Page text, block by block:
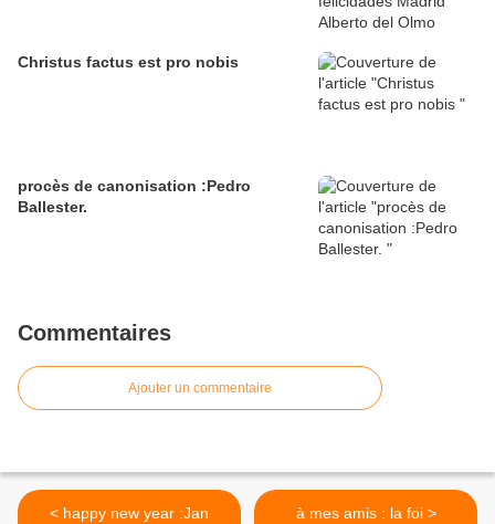
Christus factus est pro nobis
procès de canonisation :Pedro
Ballester.
Commentaires
Ajouter un commentaire
< happy new year :Jan
à mes amis : la foi >